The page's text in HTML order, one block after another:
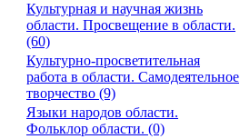
Культурная и научная жизнь
области. Просвещение в области.
(60)
Культурно-просветительная
работа в области. Самодеятельное
творчество (9)
Языки народов области.
Фольклор области. (0)